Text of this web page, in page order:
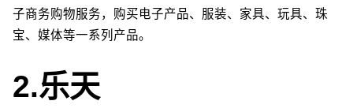
子商务购物服务，购买电子产品、服装、家具、玩具、珠
宝、媒体等一系列产品。
2.乐天